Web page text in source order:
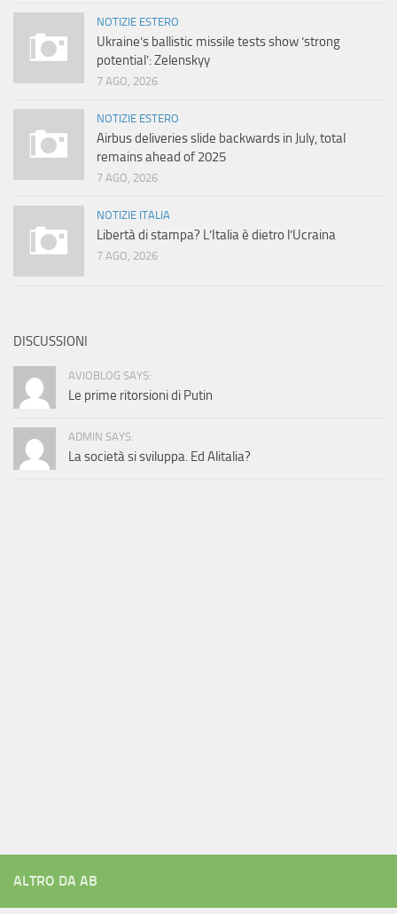
NOTIZIE ESTERO
Ukraine’s ballistic missile tests show ‘strong
potential’: Zelenskyy
7 AGO, 2026
NOTIZIE ESTERO
Airbus deliveries slide backwards in July, total
remains ahead of 2025
7 AGO, 2026
NOTIZIE ITALIA
Libertà di stampa? L’Italia è dietro l’Ucraina
7 AGO, 2026
DISCUSSIONI
AVIOBLOG SAYS:
Le prime ritorsioni di Putin
ADMIN SAYS:
La società si sviluppa. Ed Alitalia?
ALTRO DA AB